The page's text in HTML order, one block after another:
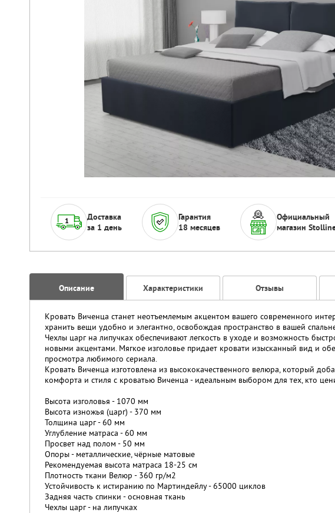
Доставка
за 1 день
Гарантия
18 месяцев
Официальный
магазин
Описание Характеристики Отзывы
Кровать Виченца станет неотъемлемым акцентом вашего современного
хранить вещи удобно и элегантно, освобождая пространство в вашей
Чехлы царг на липучках обеспечивают легкость в уходе и возможность
новыми акцентами. Мягкое изголовье придает кровати изысканный вид и
просмотра любимого сериала.
Кровать Виченца изготовлена из высококачественного велюра, который
комфорта и стиля с кроватью Виченца - идеальным выбором для тех, кто
Высота изголовья - 1070 мм
Высота изножья (царг) - 370 мм
Толщина царг - 60 мм
Углубление матраса - 60 мм
Просвет над полом - 50 мм
Опоры - металлические, чёрные матовые
Рекомендуемая высота матраса 18-25 см
Плотность ткани Велюр - 360 гр/м2
Устойчивость к истиранию по Мартиндейлу - 65000 циклов
Задняя часть спинки - основная ткань
Чехлы царг - на липучках